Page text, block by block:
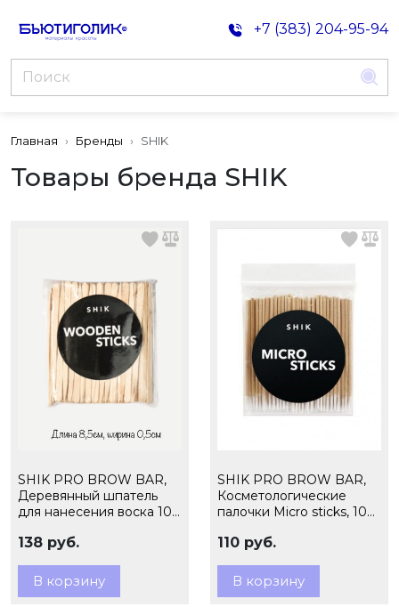
+7 (383) 204-95-94
Главная Бренды SHIK
Товары бренда SHIK
SHIK PRO BROW BAR,
Деревянный шпатель
для нанесения воска 100
138 руб.
В корзину
SHIK PRO BROW BAR,
Косметологические
палочки Micro sticks, 100
110 руб.
В корзину